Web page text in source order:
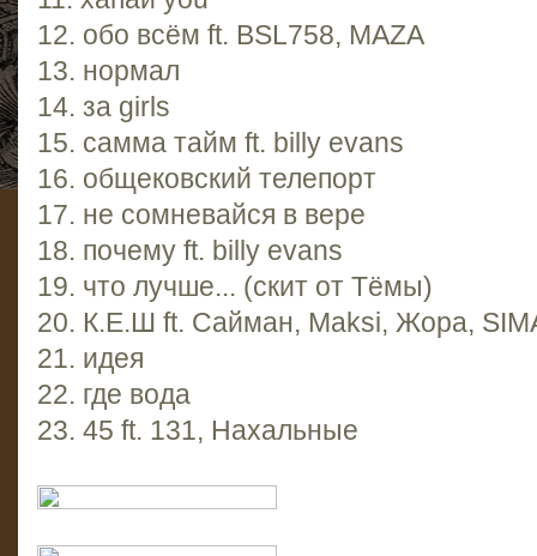
12. обо всём ft. BSL758, MAZA
13. нормал
14. за girls
15. самма тайм ft. billy evans
16. общековский телепорт
17. не сомневайся в вере
18. почему ft. billy evans
19. что лучше... (скит от Тёмы)
20. К.Е.Ш ft. Сайман, Maksi, Жора,
21. идея
22. где вода
23. 45 ft. 131, Нахальные